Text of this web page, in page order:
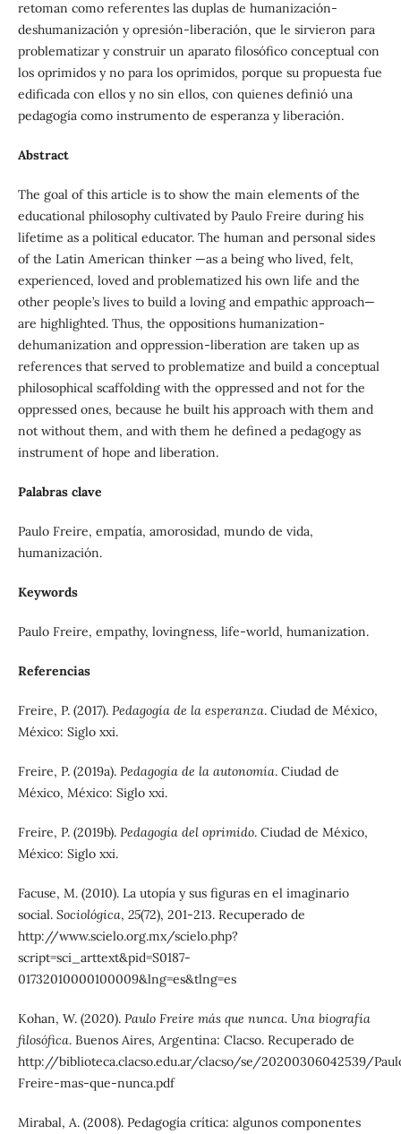
retoman como referentes las duplas de humanización-
deshumanización y opresión-liberación, que le sirvieron para
problematizar y construir un aparato filosófico conceptual con
los oprimidos y no para los oprimidos, porque su propuesta fue
edificada con ellos y no sin ellos, con quienes definió una
pedagogía como instrumento de esperanza y liberación.
Abstract
The goal of this article is to show the main elements of the
educational philosophy cultivated by Paulo Freire during his
lifetime as a political educator. The human and personal sides
of the Latin American thinker —as a being who lived, felt,
experienced, loved and problematized his own life and the
other people’s lives to build a loving and empathic approach—
are highlighted. Thus, the oppositions humanization-
dehumanization and oppression-liberation are taken up as
references that served to problematize and build a conceptual
philosophical scaffolding with the oppressed and not for the
oppressed ones, because he built his approach with them and
not without them, and with them he defined a pedagogy as
instrument of hope and liberation.
Palabras clave
Paulo Freire, empatía, amorosidad, mundo de vida,
humanización.
Keywords
Paulo Freire, empathy, lovingness, life-world, humanization.
Referencias
Freire, P. (2017). Pedagogía de la esperanza. Ciudad de México,
México: Siglo xxi.
Freire, P. (2019a). Pedagogía de la autonomía. Ciudad de
México, México: Siglo xxi.
Freire, P. (2019b). Pedagogía del oprimido. Ciudad de México,
México: Siglo xxi.
Facuse, M. (2010). La utopía y sus figuras en el imaginario
social. Sociológica, 25(72), 201-213. Recuperado de
http://www.scielo.org.mx/scielo.php?
script=sci_arttext&pid=S0187-
01732010000100009&lng=es&tlng=es
Kohan, W. (2020). Paulo Freire más que nunca. Una biografía
filosófica. Buenos Aires, Argentina: Clacso. Recuperado de
http://biblioteca.clacso.edu.ar/clacso/se/20200306042539/
Freire-mas-que-nunca.pdf
Mirabal, A. (2008). Pedagogía crítica: algunos componentes